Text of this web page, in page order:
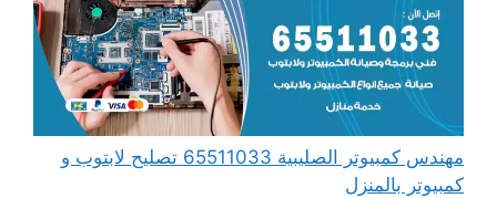
مهندس كمبيوتر الصليبية 65511033 تصليح لابتوب و
كمبيوتر بالمنزل